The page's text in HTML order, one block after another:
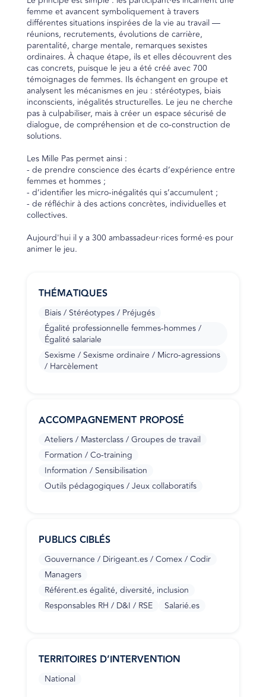
femme et avancent symboliquement à travers
différentes situations inspirées de la vie au travail —
réunions, recrutements, évolutions de carrière,
parentalité, charge mentale, remarques sexistes
ordinaires. À chaque étape, ils et elles découvrent des
cas concrets, puisque le jeu a été créé avec 700
témoignages de femmes. Ils échangent en groupe et
analysent les mécanismes en jeu : stéréotypes, biais
inconscients, inégalités structurelles. Le jeu ne cherche
pas à culpabiliser, mais à créer un espace sécurisé de
dialogue, de compréhension et de co-construction de
solutions.
Les Mille Pas permet ainsi :
- de prendre conscience des écarts d’expérience entre
femmes et hommes ;
- d’identifier les micro-inégalités qui s’accumulent ;
- de réfléchir à des actions concrètes, individuelles et
collectives.
Aujourd'hui il y a 300 ambassadeur·rices formé·es pour
animer le jeu.
THÉMATIQUES
Biais / Stéréotypes / Préjugés
Égalité professionnelle femmes-hommes /
Égalité salariale
Sexisme / Sexisme ordinaire / Micro-agressions
/ Harcèlement
ACCOMPAGNEMENT PROPOSÉ
Ateliers / Masterclass / Groupes de travail
Formation / Co-training
Information / Sensibilisation
Outils pédagogiques / Jeux collaboratifs
PUBLICS CIBLÉS
Gouvernance / Dirigeant.es / Comex / Codir
Managers
Référent.es égalité, diversité, inclusion
Responsables RH / D&I / RSE
Salarié.es
TERRITOIRES D’INTERVENTION
National